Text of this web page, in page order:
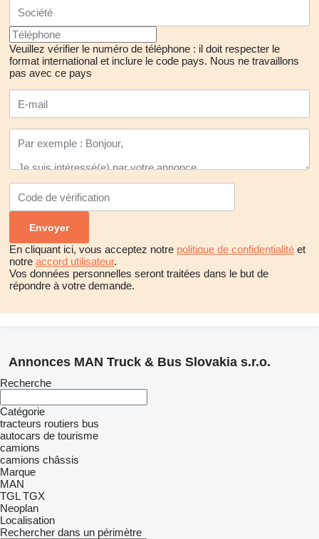
Veuillez vérifier le numéro de téléphone : il doit respecter le
format international et inclure le code pays. Nous ne travaillons
pas avec ce pays
En cliquant ici, vous acceptez notre politique de confidentialité et
notre accord utilisateur.
Vos données personnelles seront traitées dans le but de
répondre à votre demande.
Annonces MAN Truck & Bus Slovakia s.r.o.
Recherche
Catégorie
tracteurs routiers bus
autocars de tourisme
camions
camions châssis
Marque
MAN
TGL TGX
Neoplan
Localisation
Rechercher dans un périmètre